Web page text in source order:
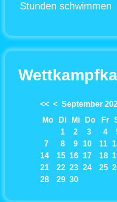
Stunden schwimmen
<< < September
Mo
Di Mi Do Fr
1
2 3 4
7
8 9 10 11
14
15 16 17 18
21
22 23 24 25
28
29 30